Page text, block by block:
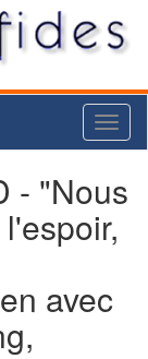
- "Nous
avec